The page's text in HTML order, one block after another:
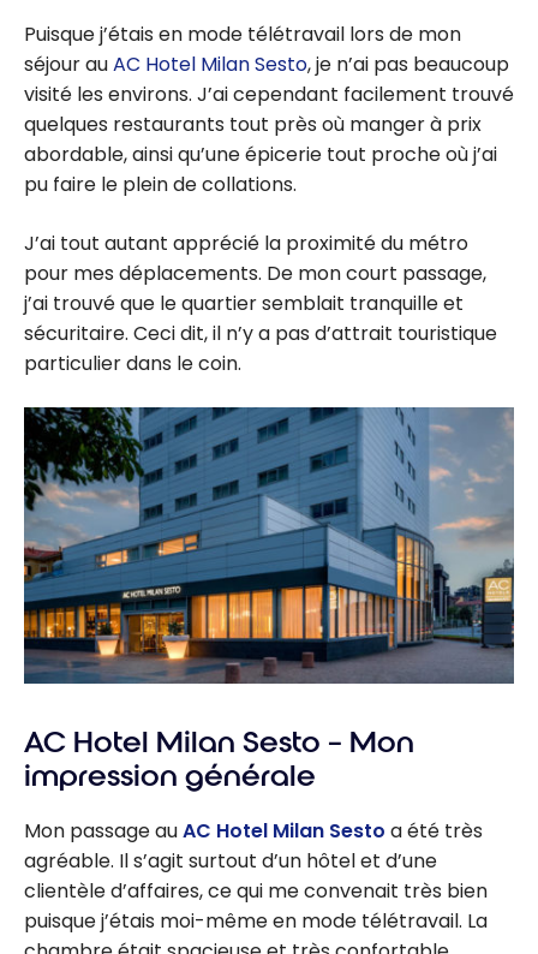
Puisque j’étais en mode télétravail lors de mon
séjour auAC Hotel Milan Sesto, je n’ai pas beaucoup
visité les environs. J’ai cependant facilement trouvé
quelques restaurants tout près où manger à prix
abordable, ainsi qu’une épicerie tout proche où j’ai
pu faire le plein de collations.
J’ai tout autant apprécié la proximité du métro
pour mes déplacements. De mon court passage,
j’ai trouvé que le quartier semblait tranquille et
sécuritaire. Ceci dit, il n’y a pas d’attrait touristique
particulier dans le coin.
AC Hotel Milan Sesto – Mon
impression générale
Mon passage auAC Hotel Milan Sesto a été très
agréable. Il s’agit surtout d’un hôtel et d’une
clientèle d’affaires, ce qui me convenait très bien
puisque j’étais moi-même en mode télétravail. La